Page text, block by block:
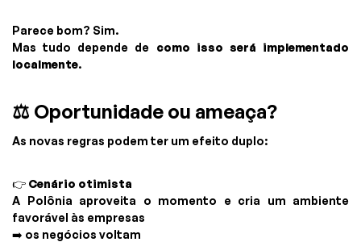
Parece bom? Sim.
Mas tudo depende de como isso será implementado
localmente.
⚖️ Oportunidade ou ameaça?
As novas regras podem ter um efeito duplo:
👉 Cenário otimista
A Polônia aproveita o momento e cria um ambiente
favorável às empresas
➡️ os negócios voltam